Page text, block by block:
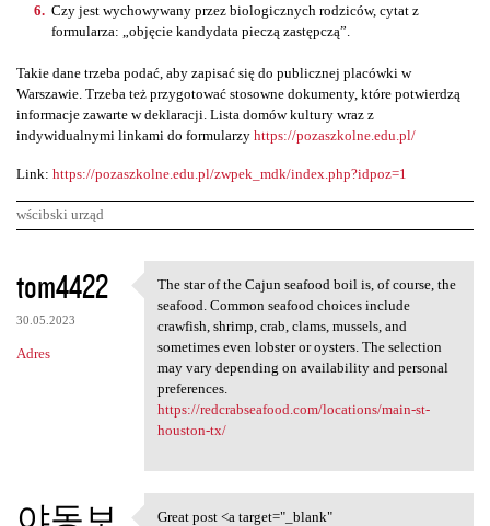
Czy jest wychowywany przez biologicznych rodziców, cytat z
formularza: „objęcie kandydata pieczą zastępczą”.
Takie dane trzeba podać, aby zapisać się do publicznej placówki w
Warszawie. Trzeba też przygotować stosowne dokumenty, które potwierdzą
informacje zawarte w deklaracji. Lista domów kultury wraz z
indywidualnymi linkami do formularzy https://pozaszkolne.edu.pl/
Link: https://pozaszkolne.edu.pl/zwpek_mdk/index.php?idpoz=1
wścibski urząd
K
o
m
e
tom4422
30.05.2023
Adres
The star of the Cajun seafood
The star of the Cajun seafood boil is, of course, the
seafood. Common seafood choices include
crawfish, shrimp, crab, clams, mussels, and
sometimes even lobster or oysters. The selection
may vary depending on availability and personal
preferences.
https://redcrabseafood.com/locations/main-st-
houston-tx/
Great post <a target="_blank"